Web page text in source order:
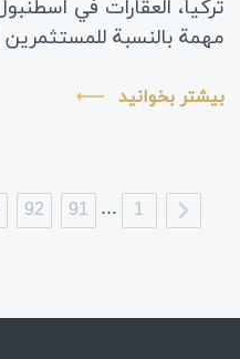
تركيا، العقارات في
مهمة بالنسبة
القيام بالاستثمار العقاري.
بیشتر بخوانید
1
...
91
92